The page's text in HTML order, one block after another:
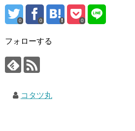
0 0 0
フォローする
コタツ丸